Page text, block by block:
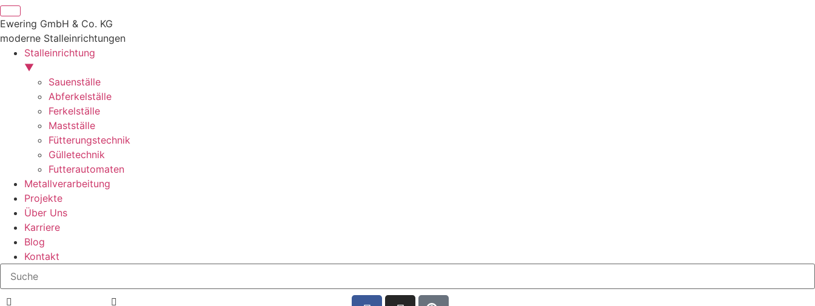
Ewering GmbH & Co. KG
moderne Stalleinrichtungen
Stalleinrichtung
▼
Sauenställe
Abferkelställe
Ferkelställe
Mastställe
Fütterungstechnik
Gülletechnik
Futterautomaten
Metallverarbeitung
Projekte
Über Uns
Karriere
Blog
Kontakt